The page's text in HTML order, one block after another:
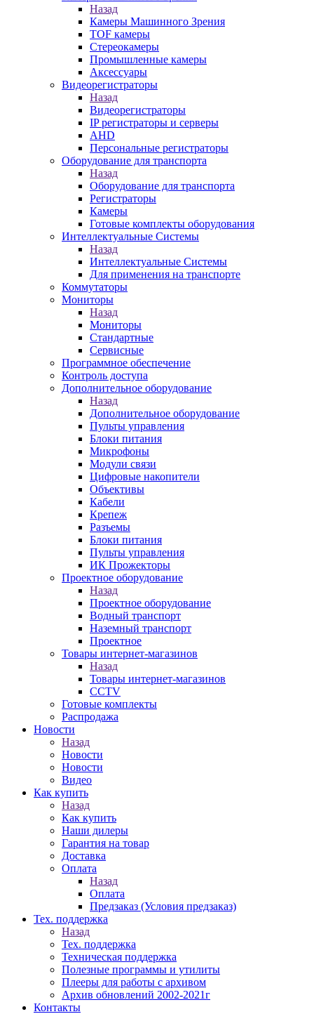
Назад
Камеры Машинного Зрения
TOF камеры
Стереокамеры
Промышленные камеры
Аксессуары
Видеорегистраторы
Назад
Видеорегистраторы
IP регистраторы и серверы
AHD
Персональные регистраторы
Оборудование для транспорта
Назад
Оборудование для транспорта
Регистраторы
Камеры
Готовые комплекты оборудования
Интеллектуальные Системы
Назад
Интеллектуальные Системы
Для применения на транспорте
Коммутаторы
Мониторы
Назад
Мониторы
Стандартные
Сервисные
Программное обеспечение
Контроль доступа
Дополнительное оборудование
Назад
Дополнительное оборудование
Пульты управления
Блоки питания
Микрофоны
Модули связи
Цифровые накопители
Объективы
Кабели
Крепеж
Разъемы
Блоки питания
Пульты управления
ИК Прожекторы
Проектное оборудование
Назад
Проектное оборудование
Водный транспорт
Наземный транспорт
Проектное
Товары интернет-магазинов
Назад
Товары интернет-магазинов
CCTV
Готовые комплекты
Распродажа
Новости
Назад
Новости
Новости
Видео
Как купить
Назад
Как купить
Наши дилеры
Гарантия на товар
Доставка
Оплата
Назад
Оплата
Предзаказ (Условия предзаказ)
Тех. поддержка
Назад
Тех. поддержка
Техническая поддержка
Полезные программы и утилиты
Плееры для работы с архивом
Архив обновлений 2002-2021г
Контакты